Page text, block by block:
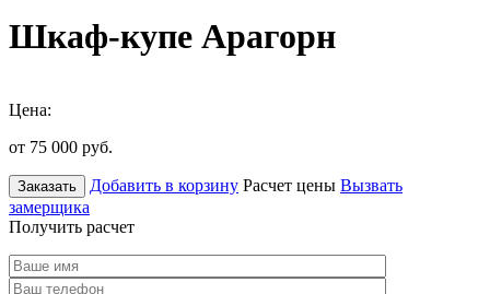
Шкаф-купе Арагорн
Цена:
от 75 000 руб.
Заказать Добавить в корзину Расчет цены Вызвать
замерщика
Получить расчет